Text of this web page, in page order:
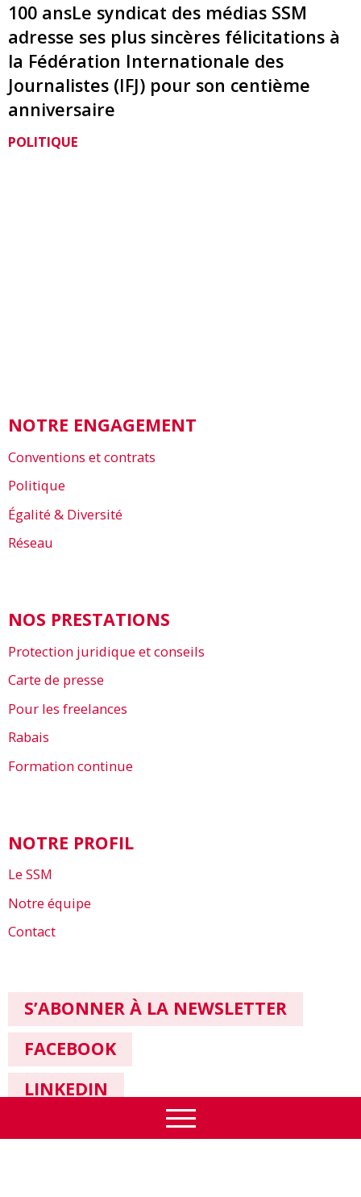
100 ansLe syndicat des médias SSM
adresse ses plus sincères félicitations à
la Fédération Internationale des
Journalistes (IFJ) pour son centième
anniversaire
POLITIQUE
NOTRE ENGAGEMENT
Conventions et contrats
Politique
Égalité & Diversité
Réseau
NOS PRESTATIONS
Protection juridique et conseils
Carte de presse
Pour les freelances
Rabais
Formation continue
NOTRE PROFIL
Le SSM
Notre équipe
Contact
S’ABONNER À LA NEWSLETTER
FACEBOOK
LINKEDIN